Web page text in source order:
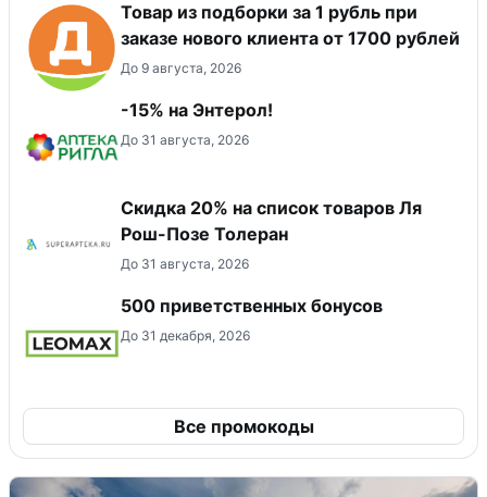
Товар из подборки за 1 рубль при
заказе нового клиента от 1700 рублей
До 9 августа, 2026
-15% на Энтерол!
До 31 августа, 2026
Скидка 20% на список товаров Ля
Рош-Позе Толеран
До 31 августа, 2026
500 приветственных бонусов
До 31 декабря, 2026
Все промокоды